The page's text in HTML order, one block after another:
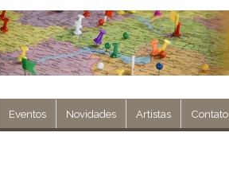
Eventos Novidades Artistas Contato